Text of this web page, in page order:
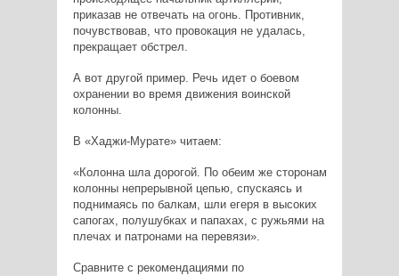
приказав не отвечать на огонь. Противник,
почувствовав, что провокация не удалась,
прекращает обстрел.
А вот другой пример. Речь идет о боевом
охранении во время движения воинской
колонны.
В «Хаджи-Мурате» читаем:
«Колонна шла дорогой. По обеим же сторонам
колонны непрерывной цепью, спускаясь и
поднимаясь по балкам, шли егеря в высоких
сапогах, полушубках и папахах, с ружьями на
плечах и патронами на перевязи».
Сравните с рекомендациями по